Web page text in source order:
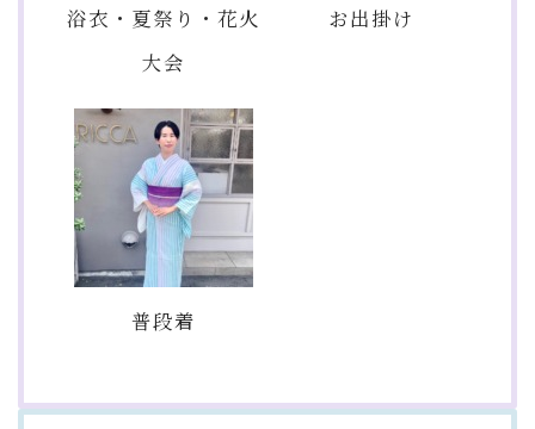
浴衣・夏祭り・花火
大会
お出掛け
普段着